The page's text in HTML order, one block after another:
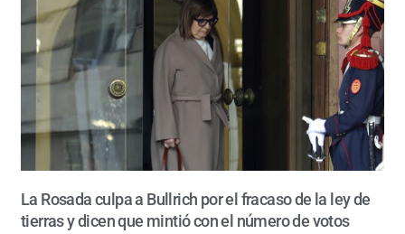
La Rosada culpa a Bullrich por el fracaso de la ley de
tierras y dicen que mintió con el número de votos